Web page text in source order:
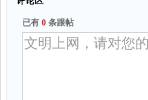
已有 0 条跟帖